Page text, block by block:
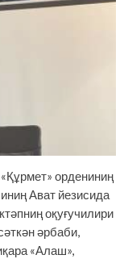
ордениниң
Ават йезисида
оқуғучилири
әрбаби,
«Алаш»,